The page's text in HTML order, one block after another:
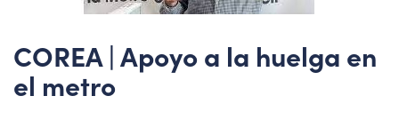
COREA | Apoyo a la huelga en
el metro